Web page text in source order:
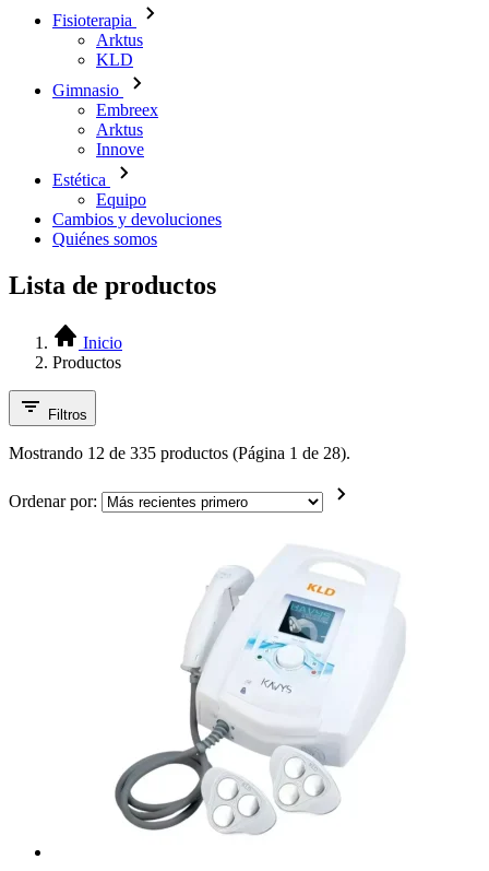
Fisioterapia
Arktus
KLD
Gimnasio
Embreex
Arktus
Innove
Estética
Equipo
Cambios y devoluciones
Quiénes somos
Lista de productos
Inicio
Productos
Filtros
Mostrando 12 de 335 productos (Página 1 de 28).
Ordenar por: